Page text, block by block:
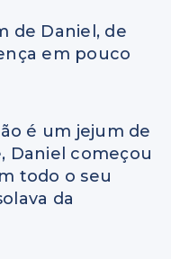
de Daniel, de
em pouco
é um jejum de
Daniel começou
todo o seu
da